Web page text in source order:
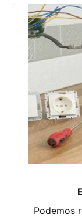
Podemos